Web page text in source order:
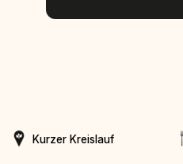
Kurzer Kreislauf